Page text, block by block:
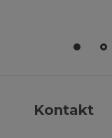
Kontakt